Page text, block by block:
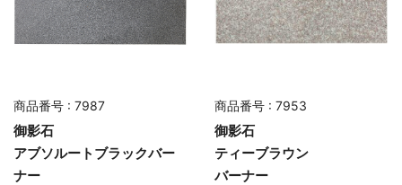
商品番号 : 7987
御影石
アブソルートブラックバー
ナー
商品番号 : 7953
御影石
ティーブラウン
バーナー